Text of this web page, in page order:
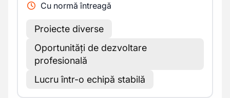
Cu normă întreagă
Proiecte diverse
Oportunități de dezvoltare
profesională
Lucru într-o echipă stabilă